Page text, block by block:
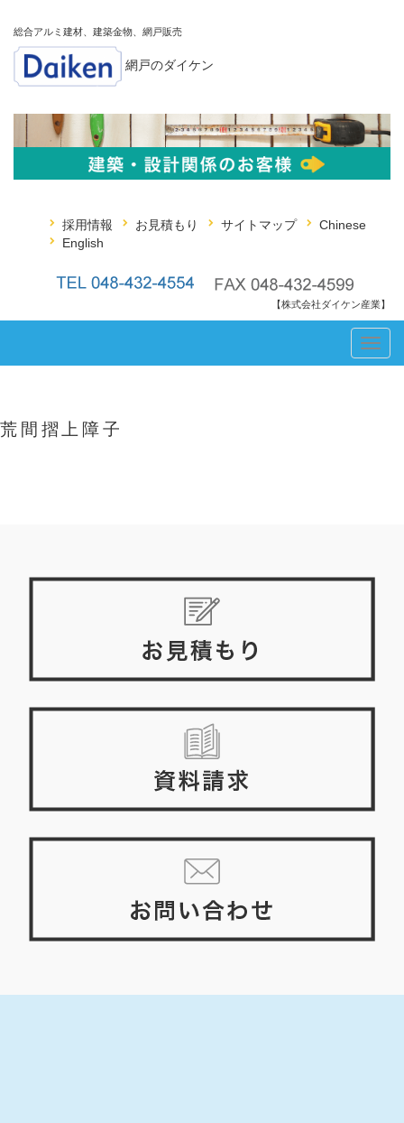
総合アルミ建材、建築金物、網戸販売
網戸のダイケン
採用情報 お見積もり サイトマップ
Chinese
English
【株式会社ダイケン産業】
荒間摺上障子